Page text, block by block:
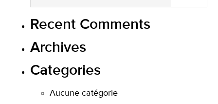
Recent Comments
Archives
Categories
Aucune catégorie